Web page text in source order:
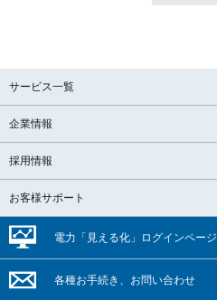
サービス一覧
企業情報
採用情報
お客様サポート
電力「見える化」 ログインページ
各種お手続き、 お問い合わせ